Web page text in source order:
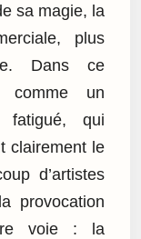
sa magie, la
plus
Dans ce
comme un
fatigué, qui
clairement le
d’artistes
provocation
voie : la